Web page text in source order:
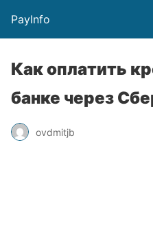
PayInfo
Как оплатить
банке через
ovdmitjb